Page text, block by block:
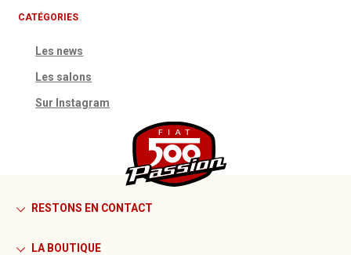
CATÉGORIES
Les news
Les salons
Sur Instagram
RESTONS EN CONTACT
LA BOUTIQUE